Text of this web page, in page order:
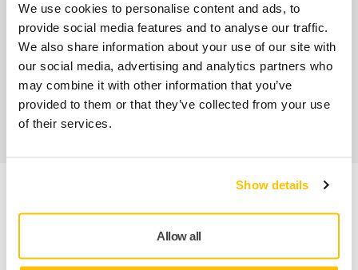
We use cookies to personalise content and ads, to
provide social media features and to analyse our traffic.
We also share information about your use of our site with
our social media, advertising and analytics partners who
may combine it with other information that you’ve
provided to them or that they’ve collected from your use
of their services.
Show details
Allow all
Service client Mirka
Garantie 2 ans + 1 an offert pour les outils
Abrasifs & outils professionnels au service d'une
finition impeccable
Détails techniques